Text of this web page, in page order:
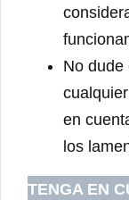
No dude
en
los
TENGA EN